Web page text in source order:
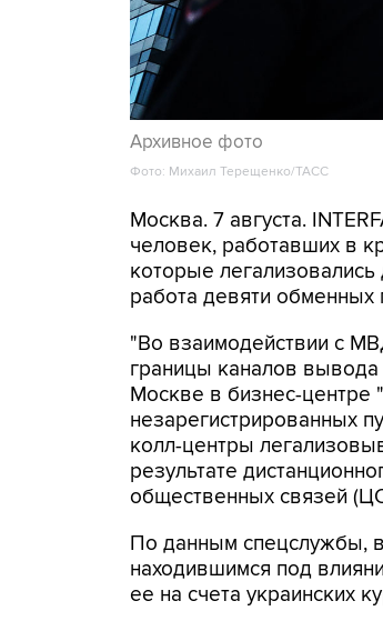
Архивное фото
Фото: Михаил Терещенко/ТАСС
Москва. 7 августа.
человек, работавших в
которые
работа девяти обменных
"Во взаимодействии с
границы каналов
Москве в бизнес-центре
незарегистрированных
колл-центры
результате
общественных связей
По данным спецслужбы,
находившимся под
ее на счета украинских